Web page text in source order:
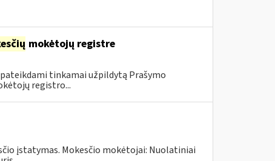
mokėtojų registre
tinkamai užpildytą Prašymo
registro...
įstatymas. Mokesčio mokėtojai: Nuolatiniai